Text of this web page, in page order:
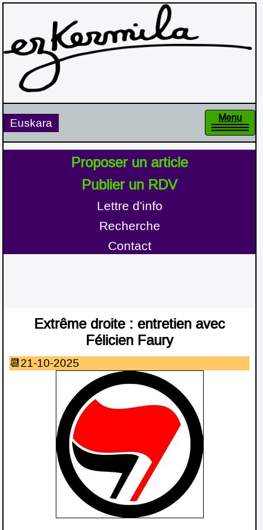
Proposer un article
Publier un RDV
Lettre d'info
Recherche
Contact
Euskara
Accueil
Grain à moudre
Entretiens
Mémoire
Agenda
À propos d'Ezkermila
Extrême droite : entretien avec
Félicien Faury
21-10-2025